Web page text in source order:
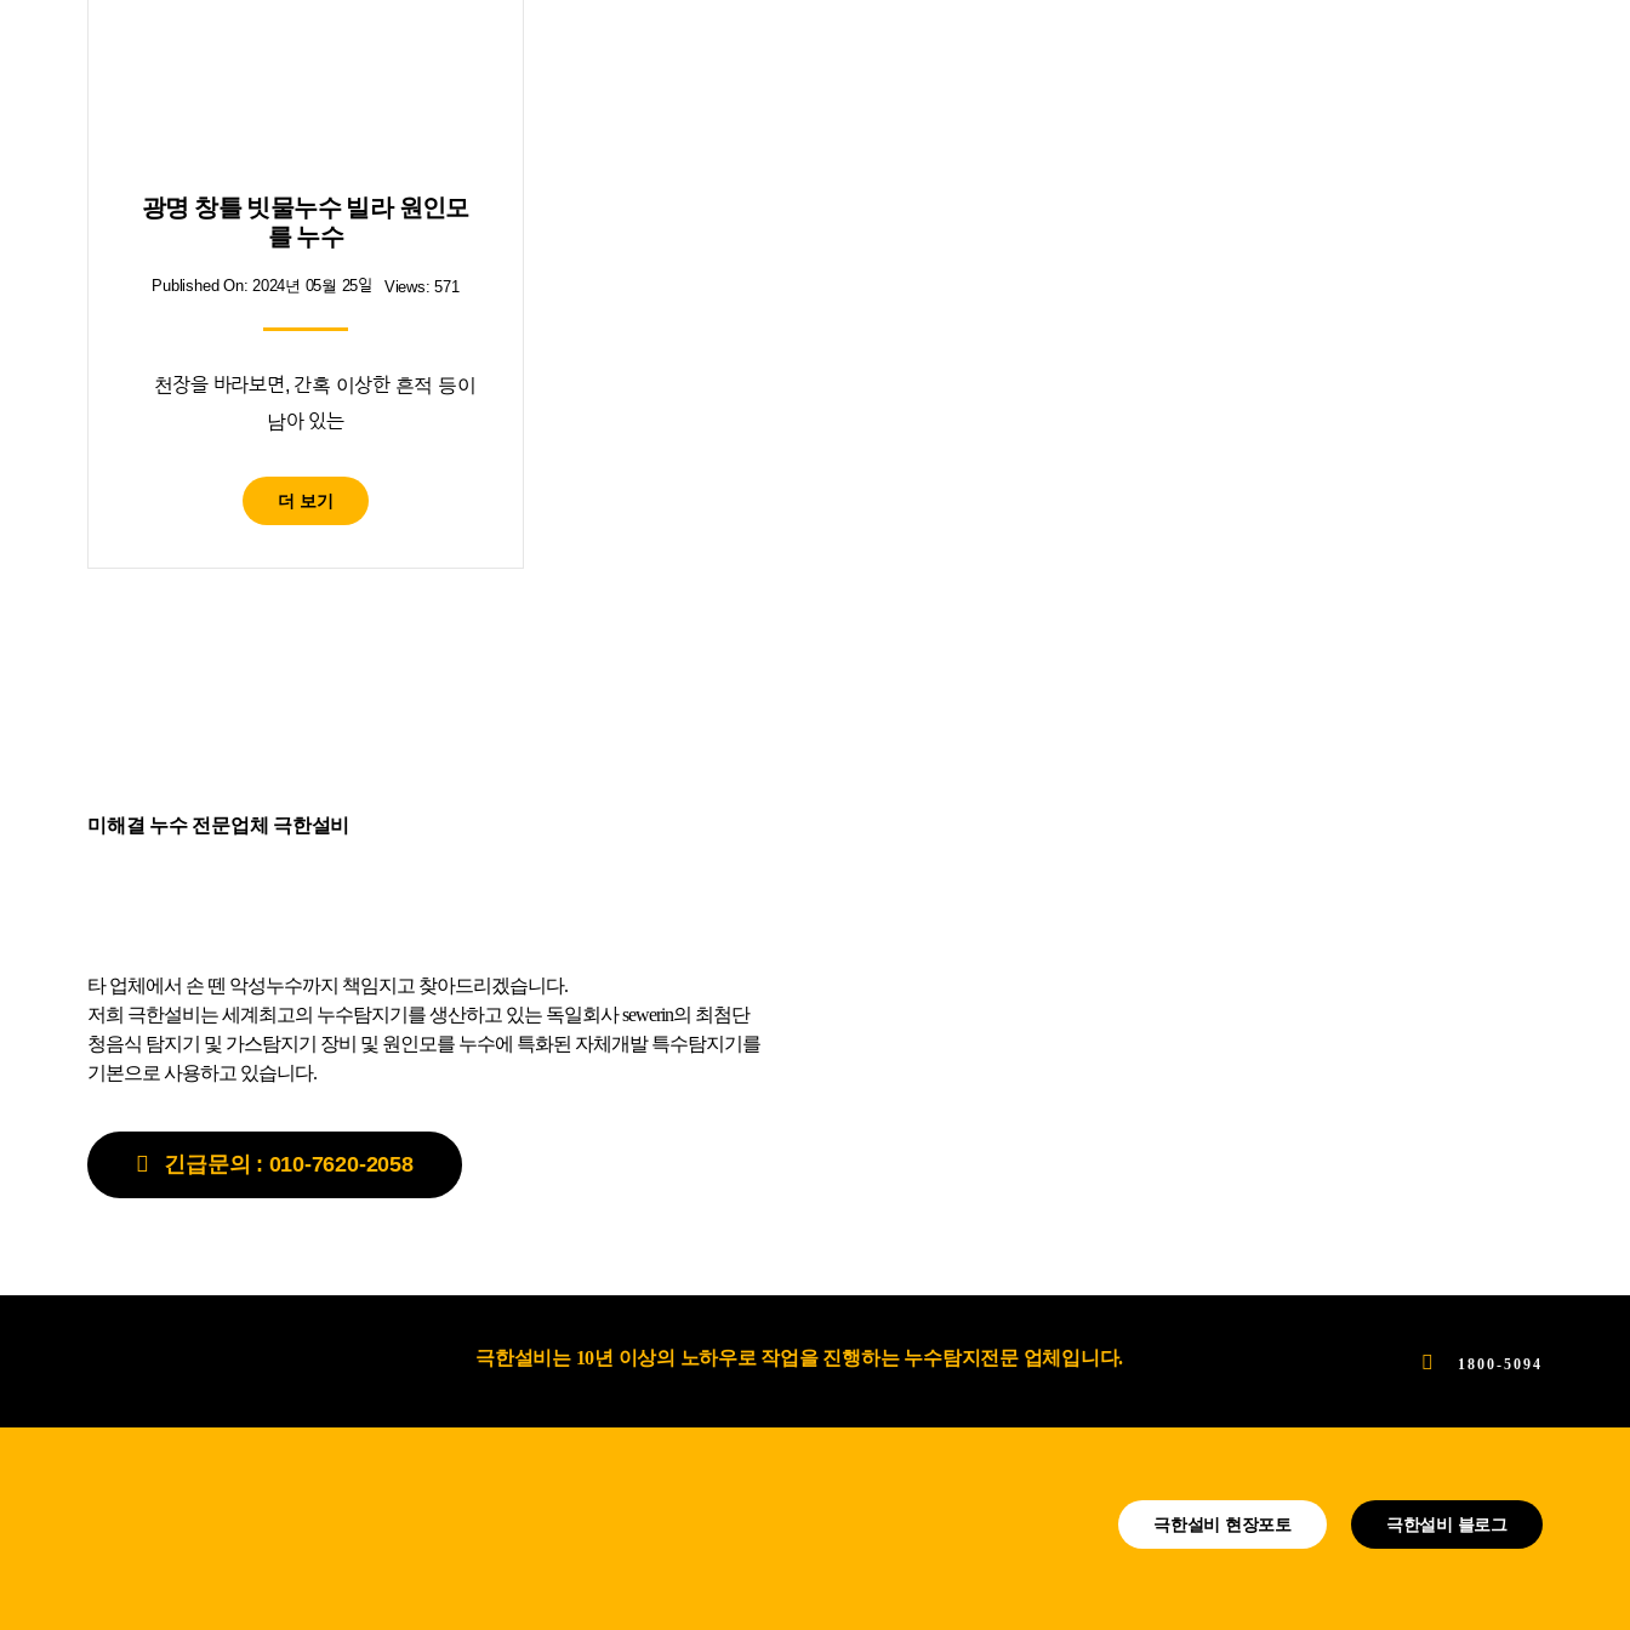
광명 창틀 빗물누수 빌라 원인모
를 누수
Published On: 2024년 05월 25일 Views: 571
천장을 바라보면, 간혹 이상한 흔적 등이
남아 있는
더 보기
미해결 누수 전문업체 극한설비
타 업체에서 손 뗀 악성누수까지 책임지고 찾아드리겠습니다.
저희 극한설비는 세계최고의 누수탐지기를 생산하고 있는 독일회사 sewerin의 최첨단
청음식 탐지기 및 가스탐지기 장비 및 원인모를 누수에 특화된 자체개발 특수탐지기를
기본으로 사용하고 있습니다.
긴급문의 : 010-7620-2058
극한설비는 10년 이상의 노하우로 작업을 진행하는 누수탐지전문 업체입니다. 1800-5094
극한설비 현장포토 극한설비 블로그